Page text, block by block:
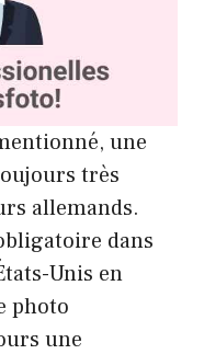
une
très
allemands.
dans
Unis en
photo
une